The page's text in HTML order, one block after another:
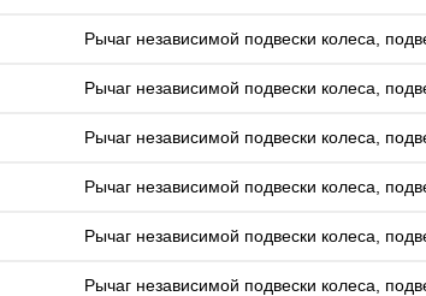
Рычаг независимой подвески колеса,
Рычаг независимой подвески колеса,
Рычаг независимой подвески колеса,
Рычаг независимой подвески колеса,
Рычаг независимой подвески колеса,
Рычаг независимой подвески колеса,